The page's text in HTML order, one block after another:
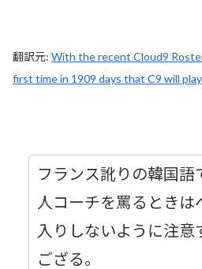
翻訳元: With the recent Cloud9
first time in 1909 days that C9 will
フランス訛りの韓国語
人コーチを罵るときは
入りしないように注意
ござる。